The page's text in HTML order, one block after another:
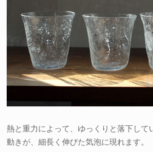
熱と重力によって、ゆっくりと落下して
動きが、細長く伸びた気泡に現れます。